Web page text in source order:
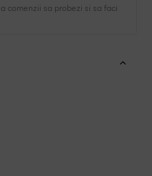
comenzii sa probezi si sa faci